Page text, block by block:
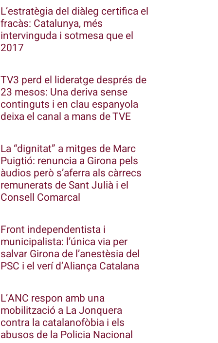
L’estratègia del diàleg certifica el
fracàs: Catalunya, més
intervinguda i sotmesa que el
2017
TV3 perd el lideratge després de
23 mesos: Una deriva sense
continguts i en clau espanyola
deixa el canal a mans de TVE
La “dignitat” a mitges de Marc
Puigtió: renuncia a Girona pels
àudios però s’aferra als càrrecs
remunerats de Sant Julià i el
Consell Comarcal
Front independentista i
municipalista: l’única via per
salvar Girona de l’anestèsia del
PSC i el verí d’Aliança Catalana
L’ANC respon amb una
mobilització a La Jonquera
contra la catalanofòbia i els
abusos de la Policia Nacional